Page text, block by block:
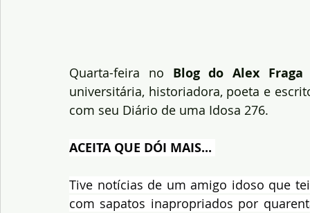
Quarta-feira no Blog do Alex Fraga
universitária, historiadora, poeta e
com seu Diário de uma Idosa 276.
ACEITA QUE DÓI MAIS...
Tive notícias de um amigo idoso que
com sapatos inapropriados por